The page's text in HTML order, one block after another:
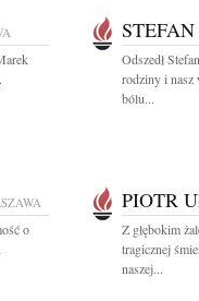
Odszedł
rodziny i nasz
bólu...
o
PIOTR
Z głębokim
tragicznej
naszej...